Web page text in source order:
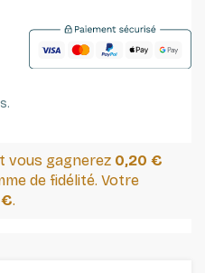
vous gagnerez 0,20 €
de fidélité. Votre
.